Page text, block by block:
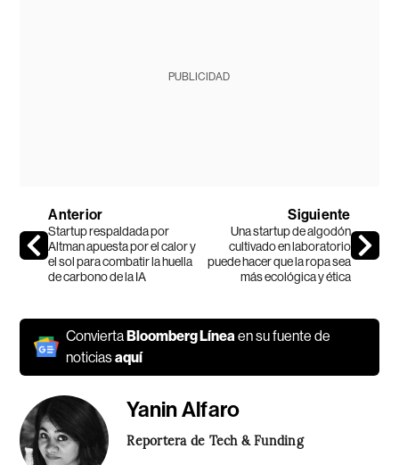
PUBLICIDAD
Anterior
Startup respaldada por
Altman apuesta por el calor y
el sol para combatir la huella
de carbono de la IA
Siguiente
Una startup de algodón
cultivado en laboratorio
puede hacer que la ropa sea
más ecológica y ética
ConviertaBloomberg Líneaen su fuente de
noticiasaquí
Yanin Alfaro
Reportera de Tech & Funding